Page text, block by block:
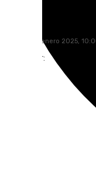
viernes, 24 enero 2025,
Compartir: